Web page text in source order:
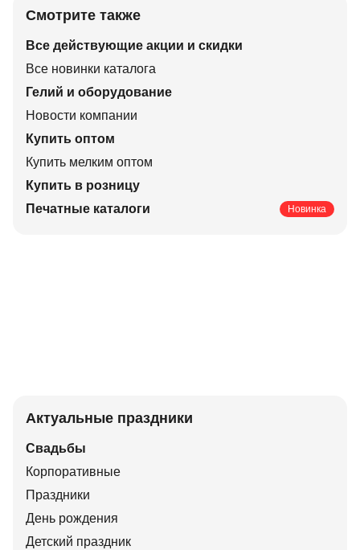
Смотрите также
Все действующие акции и скидки
Все новинки каталога
Гелий и оборудование
Новости компании
Купить оптом
Купить мелким оптом
Купить в розницу
Печатные каталоги
Новинка
Актуальные праздники
Свадьбы
Корпоративные
Праздники
День рождения
Детский праздник